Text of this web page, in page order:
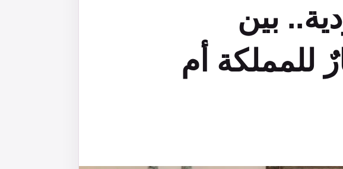
بين
للمملكة أم